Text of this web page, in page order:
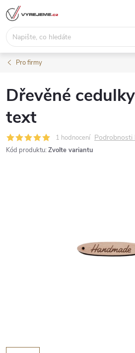
Přejít
na
obsah
Pro firmy
Dřevěné
text
1 hodnocení Podrobnosti
Kód produktu: Zvolte variantu